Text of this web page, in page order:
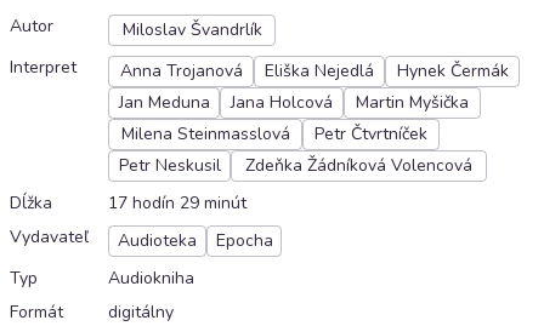
Autor
Miloslav Švandrlík
Interpret
Anna Trojanová Eliška Nejedlá
Hynek Čermák
Jan Meduna
Jana Holcová
Martin Myšička
Milena Steinmasslová
Petr Čtvrtníček
Petr Neskusil
Zdeňka Žádníková Volencová
Dĺžka
17 hodín 29 minút
Vydavateľ
Audioteka
Epocha
Typ
Audiokniha
Formát
digitálny